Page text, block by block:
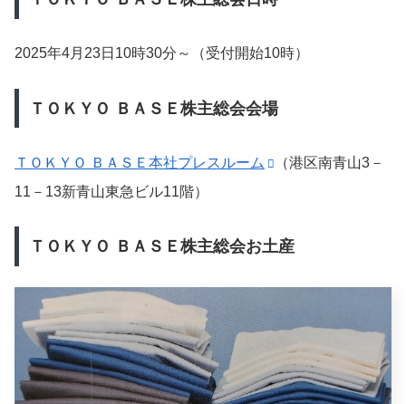
2025年4月23日10時30分～（受付開始10時）
ＴＯＫＹＯ ＢＡＳＥ株主総会会場
ＴＯＫＹＯ ＢＡＳＥ本社プレスルーム
（港区南青山3－
11－13新青山東急ビル11階）
ＴＯＫＹＯ ＢＡＳＥ株主総会お土産